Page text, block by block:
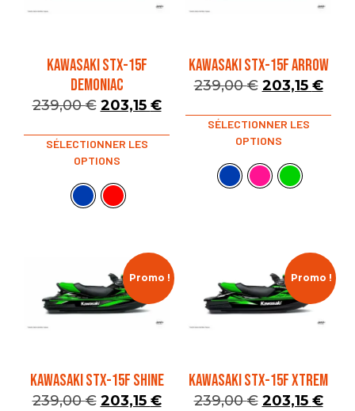
KAWASAKI STX-15F
DEMONIAC
239,00€ 203,15 €
SÉLECTIONNER LES
OPTIONS
KAWASAKI STX-15F ARROW
239,00€ 203,15 €
SÉLECTIONNER LES
OPTIONS
Promo !
KAWASAKI STX-15F SHINE
239,00€ 203,15 €
Promo !
KAWASAKI STX-15F XTREM
239,00€ 203,15 €